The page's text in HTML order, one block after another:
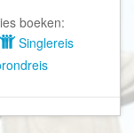
boeken:
Singlereis